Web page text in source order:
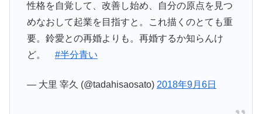
性格を自覚して、改善し始め、自分の原点を見つ
めなおして起業を目指すと。これ描くのとても重
要。鈴愛との再婚よりも。再婚するか知らんけ
ど。 #半分青い
— 大里 宰久 (@tadahisaosato) 2018年9月6日